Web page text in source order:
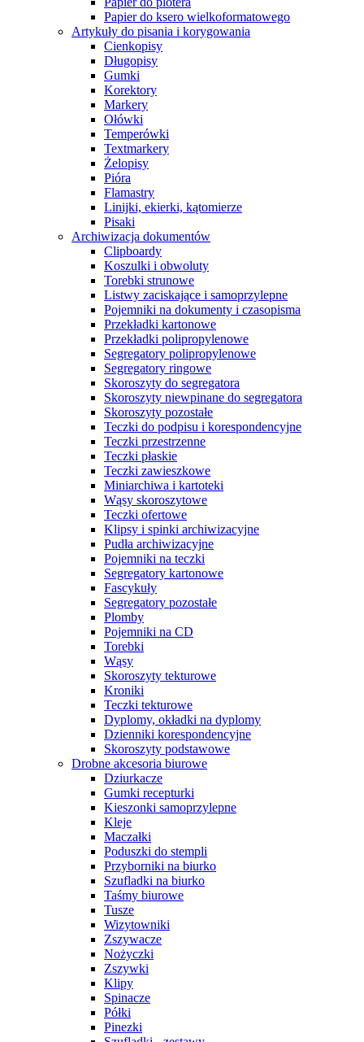
Papier do ksero wielkoformatowego
Artykuły do pisania i korygowania
Cienkopisy
Długopisy
Gumki
Korektory
Markery
Ołówki
Temperówki
Textmarkery
Żelopisy
Pióra
Flamastry
Linijki, ekierki, kątomierze
Pisaki
Archiwizacja dokumentów
Clipboardy
Koszulki i obwoluty
Torebki strunowe
Listwy zaciskające i samoprzylepne
Pojemniki na dokumenty i czasopisma
Przekładki kartonowe
Przekładki polipropylenowe
Segregatory polipropylenowe
Segregatory ringowe
Skoroszyty do segregatora
Skoroszyty niewpinane do segregatora
Skoroszyty pozostałe
Teczki do podpisu i korespondencyjne
Teczki przestrzenne
Teczki płaskie
Teczki zawieszkowe
Miniarchiwa i kartoteki
Wąsy skoroszytowe
Teczki ofertowe
Klipsy i spinki archiwizacyjne
Pudła archiwizacyjne
Pojemniki na teczki
Segregatory kartonowe
Fascykuły
Segregatory pozostałe
Plomby
Pojemniki na CD
Torebki
Wąsy
Skoroszyty tekturowe
Kroniki
Teczki tekturowe
Dyplomy, okładki na dyplomy
Dzienniki korespondencyjne
Skoroszyty podstawowe
Drobne akcesoria biurowe
Dziurkacze
Gumki recepturki
Kieszonki samoprzylepne
Kleje
Maczałki
Poduszki do stempli
Przyborniki na biurko
Szufladki na biurko
Taśmy biurowe
Tusze
Wizytowniki
Zszywacze
Nożyczki
Zszywki
Klipy
Spinacze
Półki
Pinezki